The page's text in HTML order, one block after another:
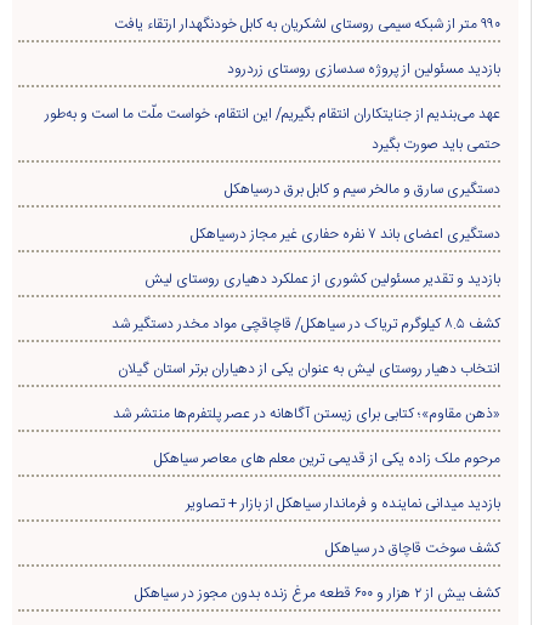
۹۹۰ متر از شبکه سیمی روستای لشکریان به کابل خودنگهدار ارتقاء یافت
بازدید مسئولین از پروژه سدسازی روستای زردرود
عهد می‌بندیم از جنایتکاران انتقام بگیریم/ این انتقام، خواست ملّت ما است و به‌طور
حتمی باید صورت بگیرد
دستگیری سارق و مالخر سیم و کابل برق درسیاهکل
دستگیری اعضای باند ۷ نفره حفاری غير مجاز درسیاهکل
بازدید و تقدیر مسئولین کشوری از عملکرد دهیاری روستای لیش
کشف ۸.۵ کیلوگرم تریاک در سیاهکل/ قاچاقچی مواد مخدر دستگیر شد
انتخاب دهیار روستای لیش به عنوان یکی از دهیاران برتر استان گیلان
«ذهن مقاوم»؛ کتابی برای زیستن آگاهانه در عصر پلتفرم‌ها منتشر شد
مرحوم ملک زاده یکی از قدیمی ترین معلم های معاصر سیاهکل
بازدید میدانی نماینده و فرماندار سیاهکل از بازار + تصاویر
کشف سوخت قاچاق در سياهکل
کشف بیش از ۲ هزار و ۶۰۰ قطعه مرغ زنده بدون مجوز در سیاهکل